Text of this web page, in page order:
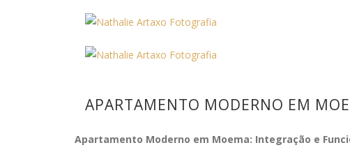
APARTAMENTO MODERNO EM
Apartamento Moderno em Moema: Integração e